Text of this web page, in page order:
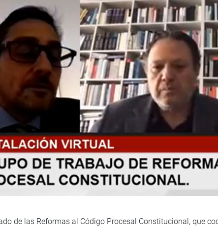
de las Reformas al Código Procesal Constitucional, que